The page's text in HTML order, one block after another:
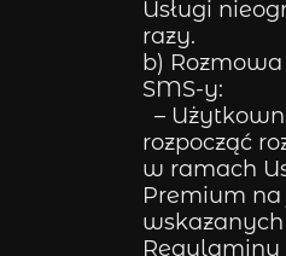
Usługi
razy.
b)
SMS-y:
–
rozpocząć
w ramach
Premium
wskazanych
Regulaminu